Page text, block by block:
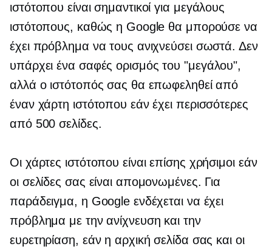
ιστότοπου είναι σημαντικοί για μεγάλους
ιστότοπους, καθώς η Google θα μπορούσε να
έχει πρόβλημα να τους ανιχνεύσει σωστά. Δεν
υπάρχει ένα σαφές ορισμός του "μεγάλου",
αλλά ο ιστότοπός σας θα επωφεληθεί από
έναν χάρτη ιστότοπου εάν έχει περισσότερες
από 500 σελίδες.
Οι χάρτες ιστότοπου είναι επίσης χρήσιμοι εάν
οι σελίδες σας είναι απομονωμένες. Για
παράδειγμα, η Google ενδέχεται να έχει
πρόβλημα με την ανίχνευση και την
ευρετηρίαση, εάν η αρχική σελίδα σας και οι